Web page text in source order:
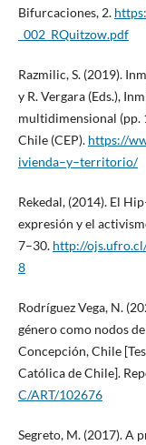
Bifurcaciones, 2.
_002_RQuitzow.pdf
Razmilic, S. (2019).
y R. Vergara (Eds.),
multidimensional (pp.
Chile (CEP). https://
ivienda–y–territorio/
Rekedal, (2014). El
expresión y el
7–30. http://
8
Rodríguez Vega, N.
género como nodos
Concepción, Chile
Católica de Chile].
C/ART/102676
Segreto, M. (2017). A